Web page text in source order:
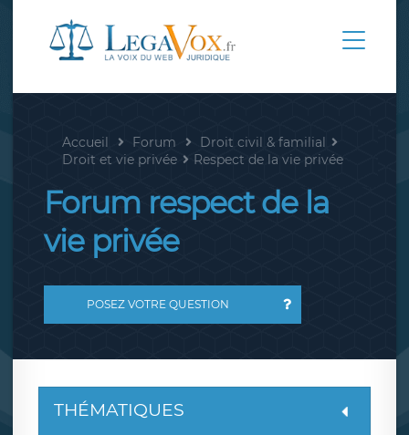
Accueil Forum
Droit civil & familial
Droit et vie privée
Respect de la vie privée
Forum respect de la
vie privée
POSEZ VOTRE QUESTION
THÉMATIQUES